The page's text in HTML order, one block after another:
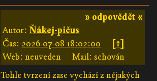
» odpovědět «
Autor:Ňákej-pičus
Čas: 2026-07-08 18:02:00
[↑]
Web: neuveden
Mail: schován
Tohle tvrzení zase vychází z nějakých